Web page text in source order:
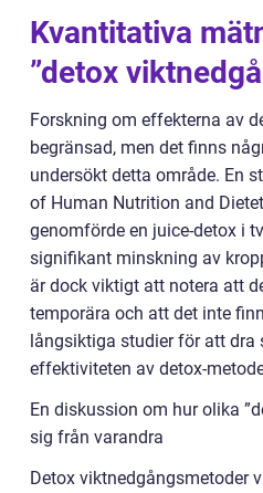
Kvantitativa
”detox
Forskning om effekterna av
begränsad, men det finns
undersökt detta område. En
of Human Nutrition and
genomförde en juice-detox i
signifikant minskning av
är dock viktigt att notera att
temporära och att det inte
långsiktiga studier för att dra
effektiviteten av detox-
En diskussion om hur olika
sig från varandra
Detox viktnedgångsmetoder